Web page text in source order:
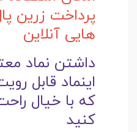
پرداخت زرین
هایی آنلاین
داشتن نماد
اینماد قابل
که با خیال
کنید